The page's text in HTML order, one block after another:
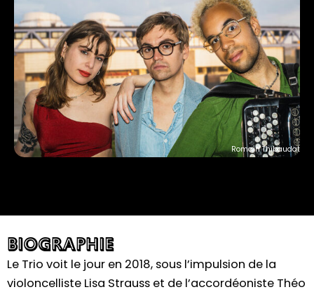
m
Romain Thibaudat
BIOGRAPHIE
Le Trio voit le jour en 2018, sous l’impulsion de la
violoncelliste Lisa Strauss et de l’accordéoniste Théo